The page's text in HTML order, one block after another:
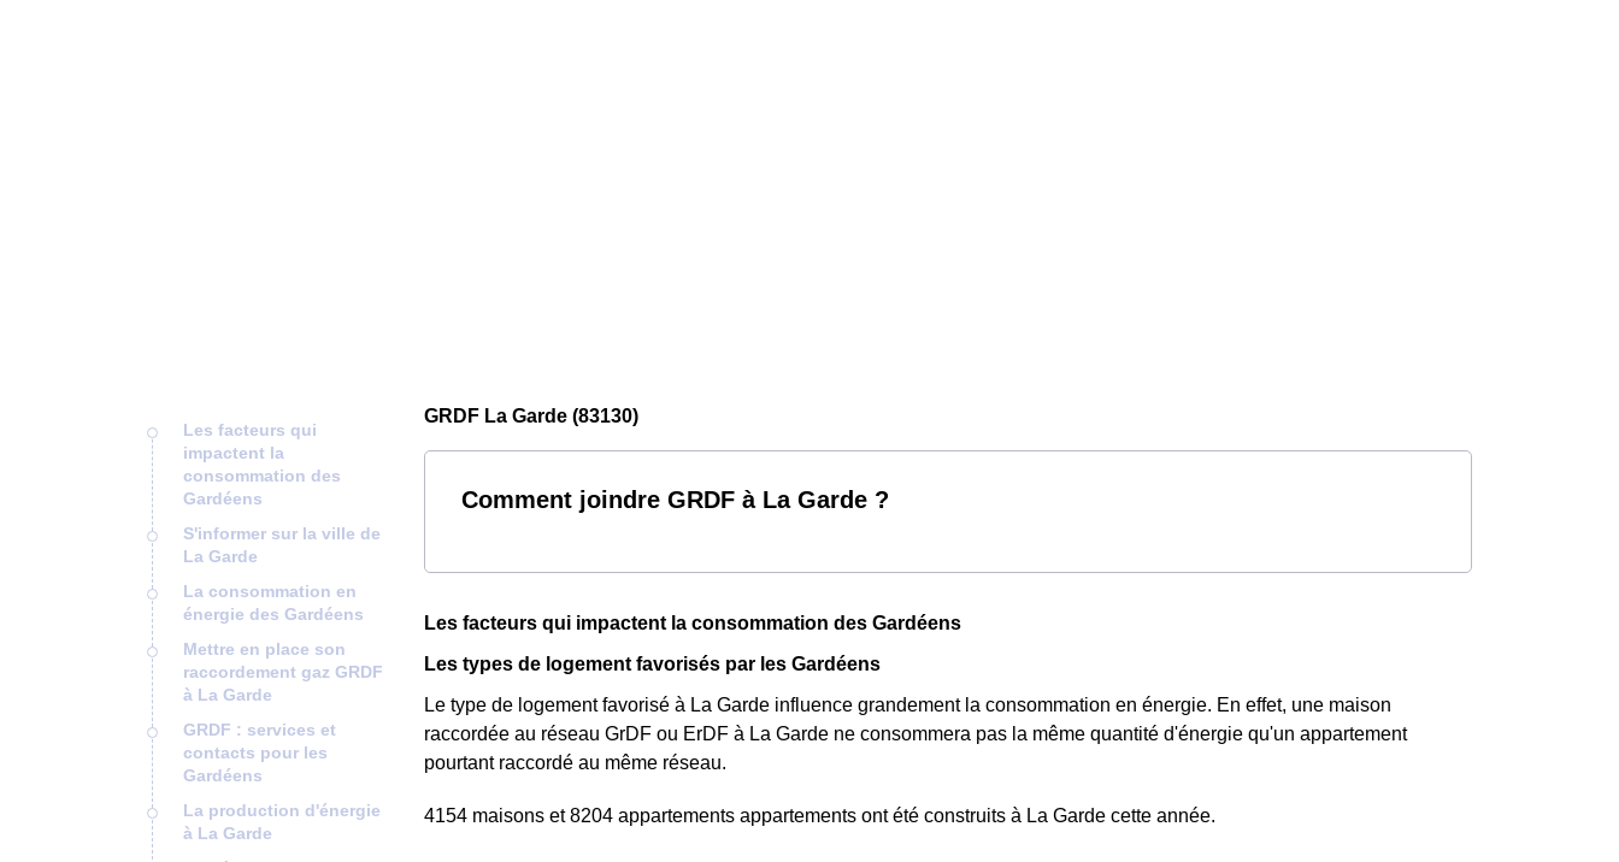
Les facteurs qui
impactent la
consommation des
Gardéens
S'informer sur la ville de
La Garde
La consommation en
énergie des Gardéens
Mettre en place son
raccordement gaz GRDF
à La Garde
GRDF : services et
contacts pour les
Gardéens
La production d'énergie
à La Garde
GRDF La Garde (83130)
Comment joindre GRDF à La Garde ?
Les facteurs qui impactent la consommation des Gardéens
Les types de logement favorisés par les Gardéens
Le type de logement favorisé à La Garde influence grandement la consommation en énergie. En effet, une maison
raccordée au réseau GrDF ou ErDF à La Garde ne consommera pas la même quantité d'énergie qu'un appartement
pourtant raccordé au même réseau.
4154 maisons et 8204 appartements appartements ont été construits à La Garde cette année.